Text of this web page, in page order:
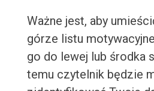
Ważne jest, aby
górze listu
go do lewej lub środka
temu czytelnik będzie